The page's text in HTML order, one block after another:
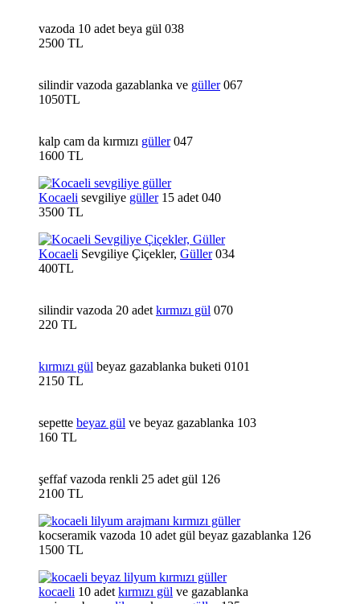
vazoda 10 adet beya gül 038
2500 TL
silindir vazoda gazablanka ve güller067
1050TL
kalp cam da kırmızı güller047
1600 TL
Kocaeli sevgiliye güller15 adet 040
3500 TL
Kocaeli Sevgiliye Çiçekler, Güller034
400TL
silindir vazoda 20 adet kırmızı gül 070
220 TL
kırmızı gül beyaz gazablanka buketi 0101
2150 TL
sepette beyaz gül ve beyaz gazablanka 103
160 TL
şeffaf vazoda renkli 25 adet gül 126
2100 TL
kocseramik vazoda 10 adet gül beyaz gazablanka 126
1500 TL
kocaeli 10 adet kırmızı gül ve gazablanka